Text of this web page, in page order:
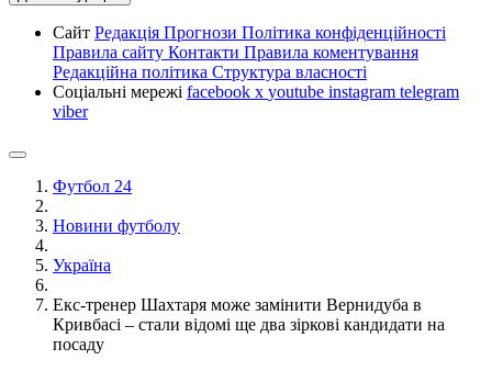
Сайт Редакція Прогнози Політика конфіденційності
Правила сайту Контакти Правила коментування
Редакційна політика Структура власності
Соціальні мережі facebook x youtube instagram telegram
viber
Футбол 24
Новини футболу
Україна
Екс-тренер Шахтаря може замінити Вернидуба в
Кривбасі – стали відомі ще два зіркові кандидати на
посаду